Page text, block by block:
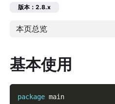
版本：2.8.x
本页总览
基本使用
package main